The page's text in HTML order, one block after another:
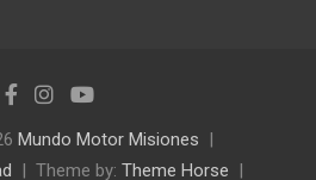
Mundo Motor Misiones
Theme by: Theme Horse